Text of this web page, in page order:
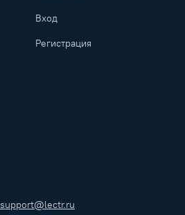
Вход
Регистрация
support@lectr.ru